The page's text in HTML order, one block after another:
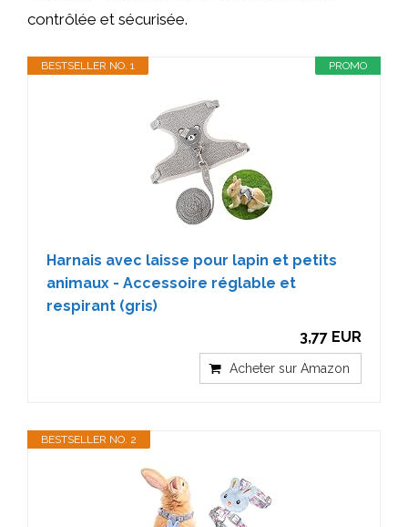
contrôlée et sécurisée.
PROMO
BESTSELLER NO. 1
Harnais avec laisse pour lapin et petits
animaux - Accessoire réglable et
respirant (gris)
3,77 EUR
Acheter sur Amazon
BESTSELLER NO. 2